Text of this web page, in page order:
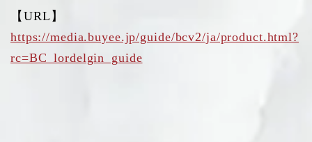
【URL】
https://media.buyee.jp/guide/bcv2/ja/product.html?
rc=BC_lordelgin_guide